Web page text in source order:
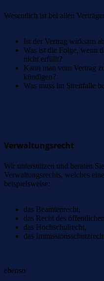
Wesentlich ist bei allen
Ist der Vertrag wirksam
Was ist die Folge, wenn
nicht erfüllt?
Kann man vom Vertrag
kündigen?
Was muss im Streitfalle
Verwaltungsrecht
Wir unterstützen und beraten
Verwaltungsrechts, welches
beispielsweise:
das Beamtenrecht,
das Recht des
das Hochschulrecht,
das
ebenso